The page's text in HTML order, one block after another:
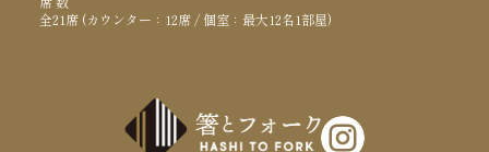
全21席 (カウンター：12席 / 個室：最大12名1部屋)